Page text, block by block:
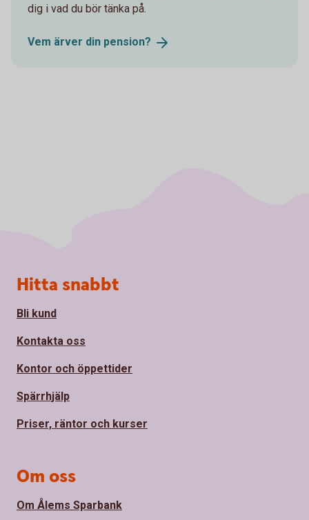
dig i vad du bör tänka på.
Vem ärver din pension?
Sidfot
Hitta snabbt
Bli kund
Kontakta oss
Kontor och öppettider
Spärrhjälp
Priser, räntor och kurser
Om oss
Om Ålems Sparbank